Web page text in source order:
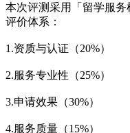
本次评测采用「留学服
评价体系：
1.资质与认证（20%）
2.服务专业性（25%）
3.申请效果（30%）
4.服务质量（15%）